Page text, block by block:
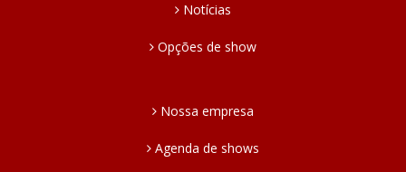
Notícias
Opções de show
Nossa empresa
Agenda de shows